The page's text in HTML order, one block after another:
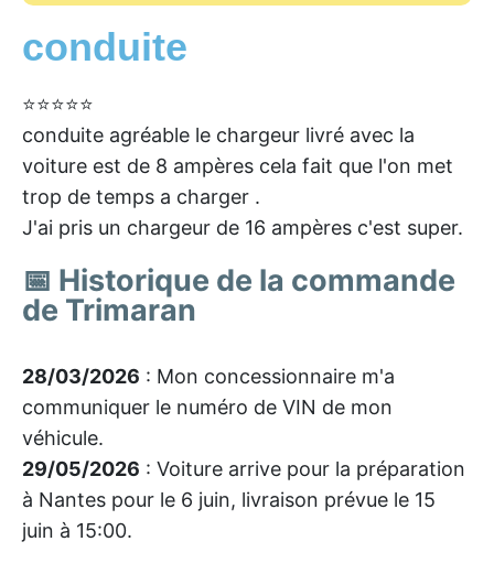
conduite
⭐⭐⭐⭐⭐
conduite agréable le chargeur livré avec la
voiture est de 8 ampères cela fait que l'on met
trop de temps a charger .
J'ai pris un chargeur de 16 ampères c'est super.
📅 Historique de la commande
de Trimaran
28/03/2026 : Mon concessionnaire m'a
communiquer le numéro de VIN de mon
véhicule.
29/05/2026 : Voiture arrive pour la préparation
à Nantes pour le 6 juin, livraison prévue le 15
juin à 15:00.